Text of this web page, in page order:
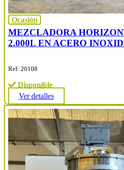
Ocasión
MEZCLADORA
2.000L EN ACERO
Ref: 20108
Disponible
Ver detalles